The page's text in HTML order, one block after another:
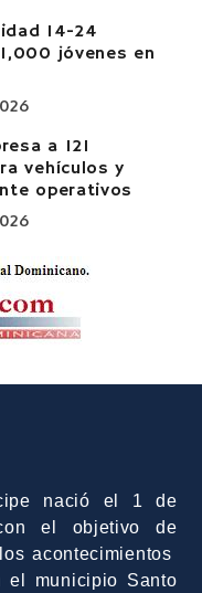
14-24
jóvenes en
a 121
vehículos y
operativos
nació el 1 de
el objetivo de
acontecimientos
el municipio Santo